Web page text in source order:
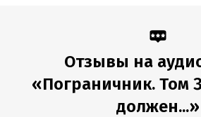
Отзывы на
«Пограничник. Том
должен...»